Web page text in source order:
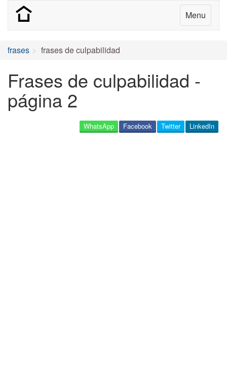
Menu
frases frases de culpabilidad
Frases de culpabilidad -
página 2
LinkedIn
Twitter
Facebook
WhatsApp